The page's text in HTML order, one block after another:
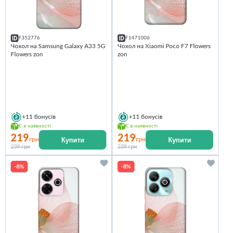
F352776
Чохол на Samsung Galaxy A33 5G
Flowers zon
+11 бонусів
Є в наявності
219грн
239 грн
Купити
F1471006
Чохол на Xiaomi Poco F7 Flowers
zon
+11 бонусів
Є в наявності
219грн
239 грн
Купити
-8% -8%